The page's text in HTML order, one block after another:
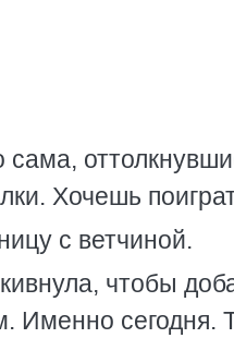
Хочешь
с ветчиной.
чтобы
Именно сегодня.